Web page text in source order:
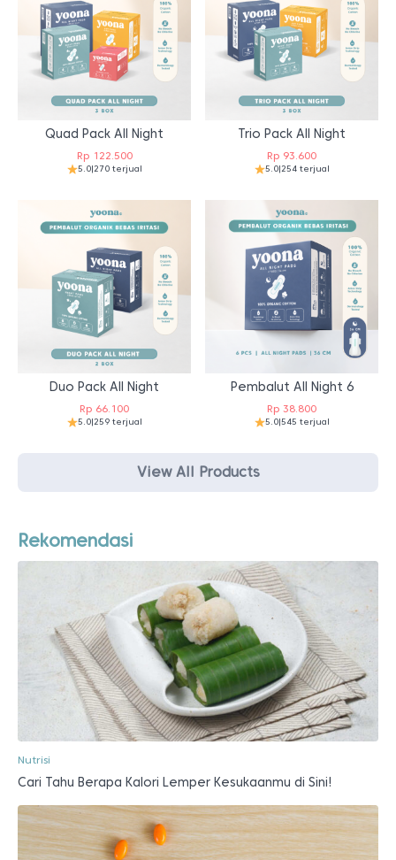
Quad Pack All Night
Rp122.500
5.0|270 terjual
Trio Pack All Night
Rp 93.600
5.0|254 terjual
Duo Pack All Night
Rp 66.100
5.0|259 terjual
Pembalut All Night 6
Rp 38.800
5.0|545 terjual
View All Products
Rekomendasi
Nutrisi
Cari Tahu Berapa Kalori Lemper Kesukaanmu di Sini!